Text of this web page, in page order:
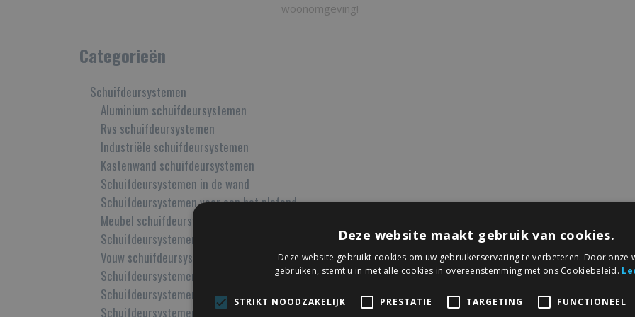
woonomgeving!
Categorieën
Schuifdeursystemen
Aluminium schuifdeursystemen
Rvs schuifdeursystemen
Industriële schuifdeursystemen
Kastenwand schuifdeursystemen
Schuifdeursystemen in de wand
Schuifdeursystemen voor aan het plafond
Meubel schuifdeursystemen
Schuifdeursystemen voor Glazen deuren
Vouw schuifdeursysteem
Schuifdeursystemen voor binnen
Schuifdeursystemen voor buiten
Schuifdeursystemen met softclose
Deze website maakt gebruik van cookies.
Deze website gebruikt cookies om uw gebruikerservaring te verbeteren. Door onze
gebruiken, stemt u in met alle cookies in overeenstemming met ons Cookiebeleid.
STRIKT NOODZAKELIJK PRESTATIE TARGETING FUNCTIONEEL